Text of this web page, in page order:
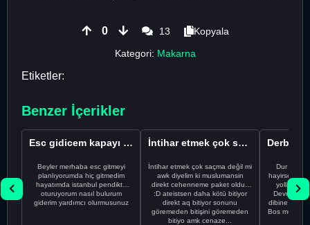
0 13
Kopyala
Kategori: Makarna
Etiketler:
Benzer İçerikler
Esc gidicem kapayı koydum
Beyler merhaba esc gitmeyi
planlıyorumda hiç gitmedim
hayatımda istanbul pendikte
oturuyorum nasıl bulurum
giderim yardımcı olurmusunuz
İntihar etmek çok saçma değil mi
İntihar etmek çok saçma değil mi
awk diyelim ki muslumansin
direkt cehenneme paket oldun
:D ateistsen daha kötü bitiyor
direkt aq bitiyor sonunu
göremeden bitişini göremeden
bitiyo amk cenaze...
Dur
hayirsever
yolla
Devrim abi
dibine
Bos